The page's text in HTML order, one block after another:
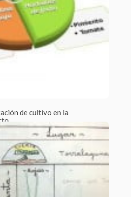
de cultivo en la
/
2 Comments
un principio básico de la
un...